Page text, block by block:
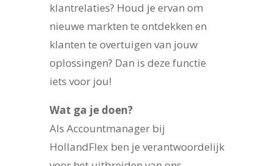
klantrelaties? Houd je ervan om
nieuwe markten te ontdekken en
klanten te overtuigen van jouw
oplossingen? Dan is deze functie
iets voor jou!
Wat ga je doen?
Als Accountmanager bij
HollandFlex ben je verantwoordelijk